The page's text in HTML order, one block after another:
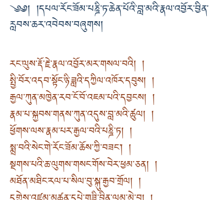
༄༅། །དཔལ་རོང་ཟོམ་པཎྜི་ཏ་ཆེན་པོའི་བླ་མའི་རྣལ་འབྱོར་བྱིན་
རླབས་ཆར་འབེབས་བཞུགས།
རང་ལུས་རྡོ་རྗེ་རྣལ་འབྱོར་མར་གསལ་བའི། །
སྤྱི་བོར་འདབ་སྟོང་ཉི་ཟླའི་དཀྱིལ་འཁོར་དབུས། །
རྒྱལ་ཀུན་མཁྱེན་རབ་ངོ་བོ་འཇམ་པའི་དབྱངས། །
རྣམ་པ་སྐྱབས་གནས་ཀུན་འདུས་བླ་མའི་ཚུལ། །
ཕྱོགས་ལས་རྣམ་པར་རྒྱལ་བའི་པཎྜི་ཏ། །
སྨྲ་བའི་སེང་གེ་རོང་ཟོམ་ཆོས་ཀྱི་བཟང་། །
སྔགས་པའི་ཆ་ལུགས་གསང་གོས་བེར་ཕྱམ་ཅན། །
མཐོན་མཐིང་རལ་པ་སིལ་བུ་སྐུ་རྒྱབ་གྲོལ། །